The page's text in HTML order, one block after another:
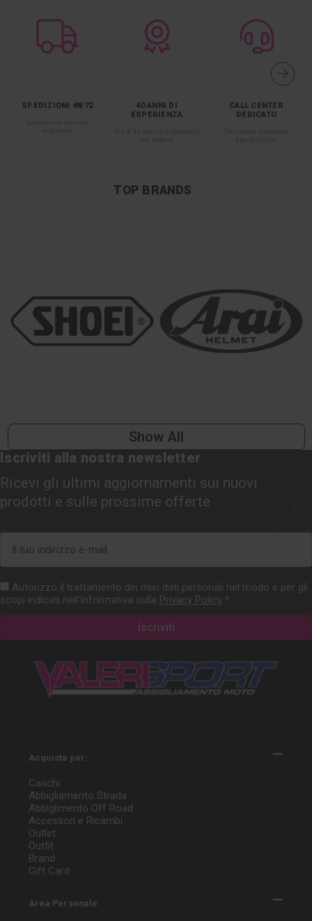
SPEDIZIONI 48/72
40 ANNI DI
ESPERIENZA
CALL CENTER
DEDICATO
TOP BRANDS
Show All
Iscriviti alla nostra newsletter
Ricevi gli ultimi aggiornamenti sui nuovi
prodotti e sulle prossime offerte
mail
Autorizzo il trattamento dei miei dati personali nel modo e per gli
scopi indicati nell'Informativa sulla Privacy Policy *
Acquista per:
Caschi
Abbigliamento Strada
Abbiglimento Off Road
Accessori e Ricambi
Outlet
Outfit
Brand
Gift Card
Area Personale